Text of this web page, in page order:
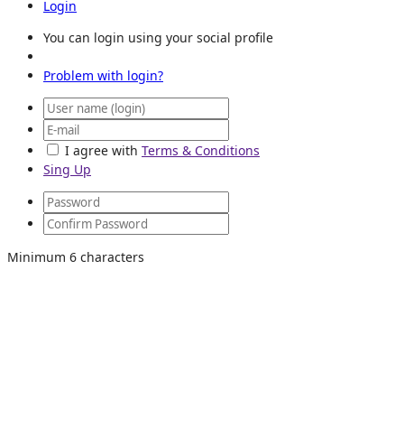
Login
You can login using your social profile
Problem with login?
I agree with Terms & Conditions
Sing Up
Minimum 6 characters